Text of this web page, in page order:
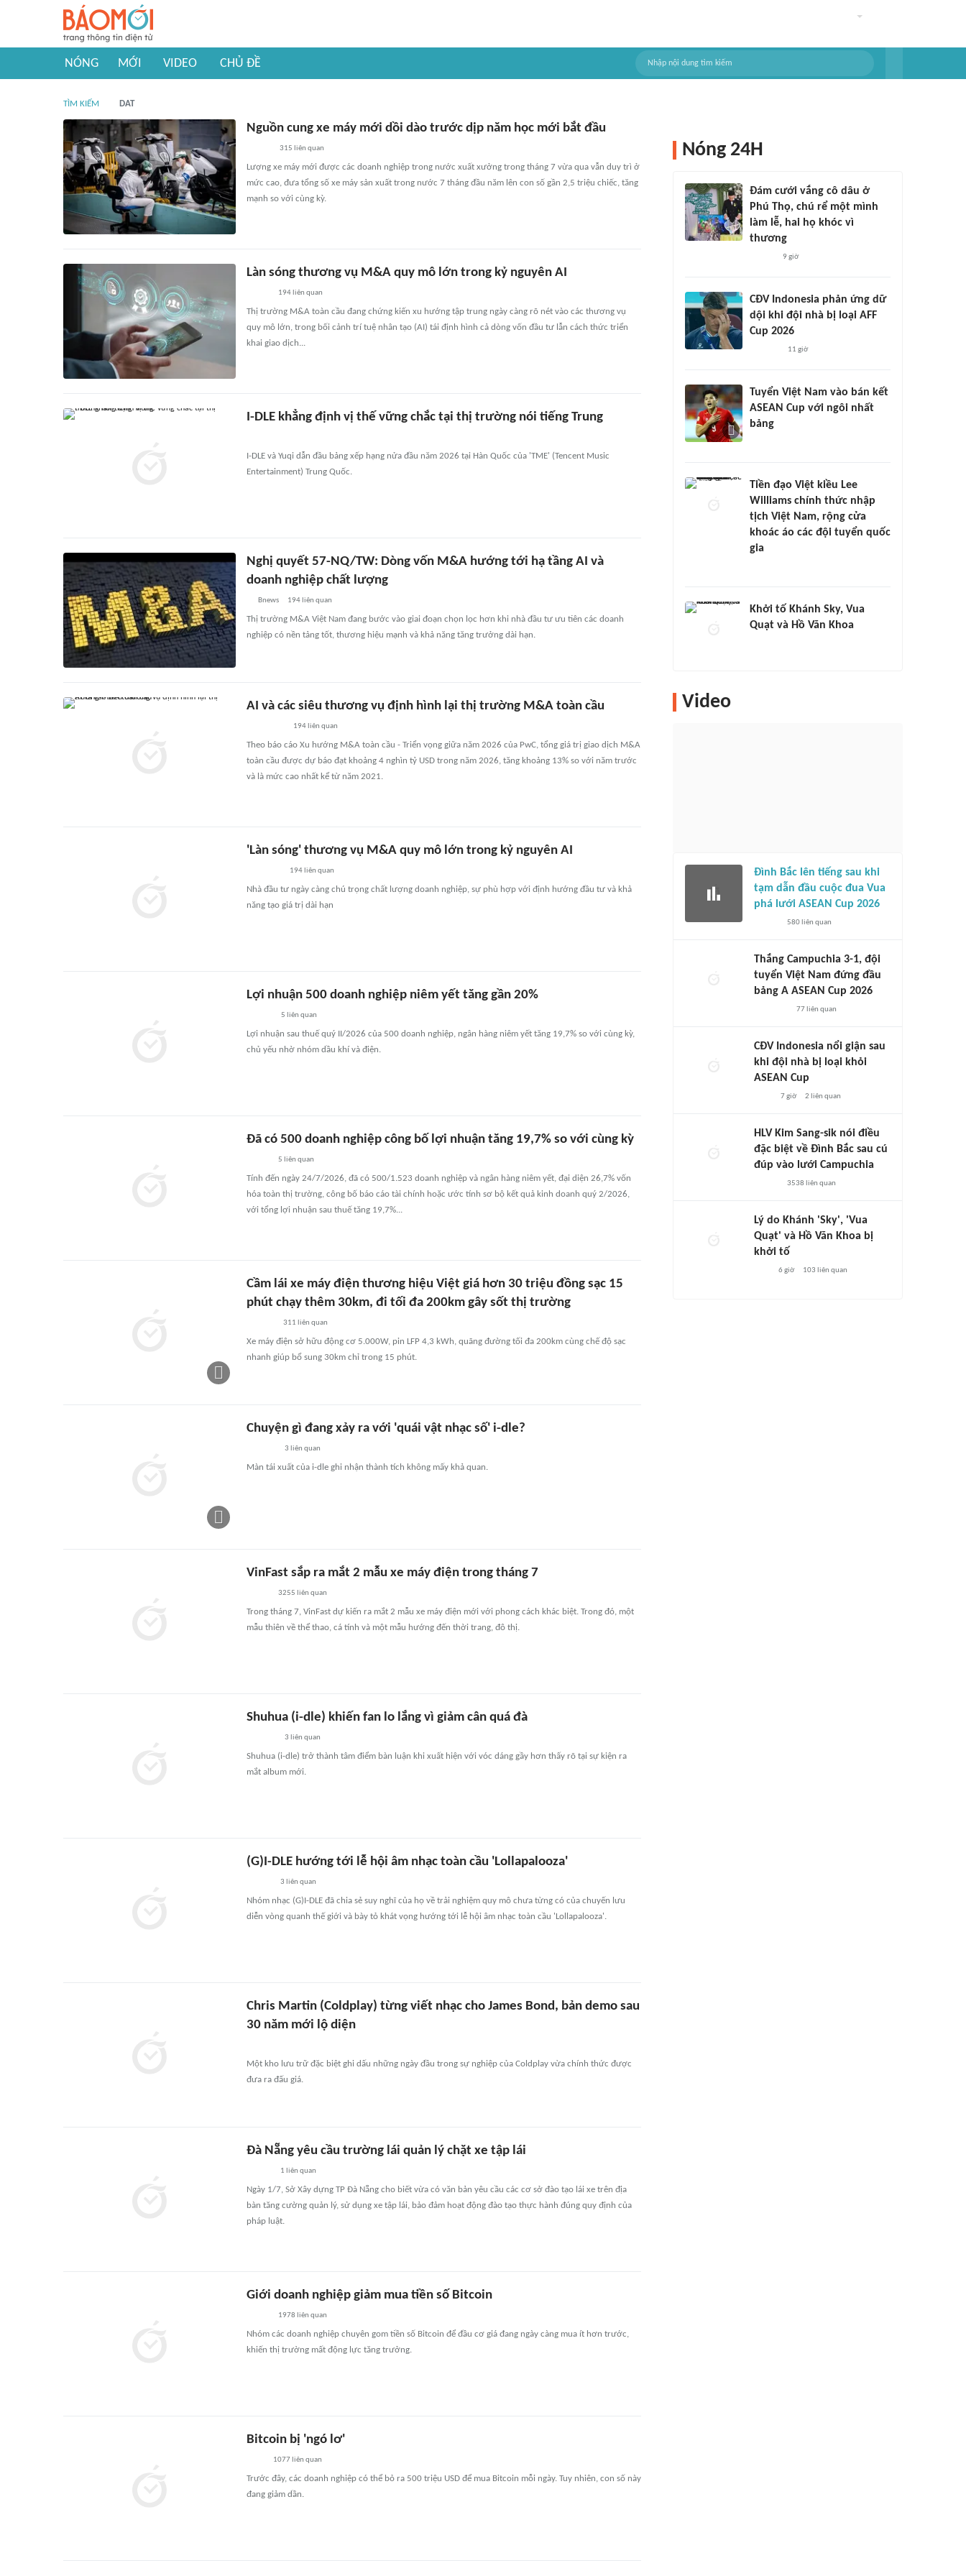
NÓNG MỚI VIDEO CHỦ ĐỀ
TÌM KIẾM DAT
Nguồn cung xe máy mới dồi dào trước dịp năm học mới bắt đầu
315 liên quan
Lượng xe máy mới được các doanh nghiệp trong nước xuất xưởng trong tháng 7 vừa qua vẫn duy trì ở
mức cao, đưa tổng số xe máy sản xuất trong nước 7 tháng đầu năm lên con số gần 2,5 triệu chiếc, tăng
mạnh so với cùng kỳ.
Làn sóng thương vụ M&A quy mô lớn trong kỷ nguyên AI
194 liên quan
Thị trường M&A toàn cầu đang chứng kiến xu hướng tập trung ngày càng rõ nét vào các thương vụ
quy mô lớn, trong bối cảnh trí tuệ nhân tạo (AI) tái định hình cả dòng vốn đầu tư lẫn cách thức triển
khai giao dịch...
I-DLE khẳng định vị thế vững chắc tại thị trường nói tiếng Trung
I-DLE và Yuqi dẫn đầu bảng xếp hạng nửa đầu năm 2026 tại Hàn Quốc của 'TME' (Tencent Music
Entertainment) Trung Quốc.
Nghị quyết 57-NQ/TW: Dòng vốn M&A hướng tới hạ tầng AI và
doanh nghiệp chất lượng
Bnews 194 liên quan
Thị trường M&A Việt Nam đang bước vào giai đoạn chọn lọc hơn khi nhà đầu tư ưu tiên các doanh
nghiệp có nền tảng tốt, thương hiệu mạnh và khả năng tăng trưởng dài hạn.
AI và các siêu thương vụ định hình lại thị trường M&A toàn cầu
194liên quan
Theo báo cáo Xu hướng M&A toàn cầu - Triển vọng giữa năm 2026 của PwC, tổng giá trị giao dịch M&A
toàn cầu được dự báo đạt khoảng 4 nghìn tỷ USD trong năm 2026, tăng khoảng 13% so với năm trước
và là mức cao nhất kể từ năm 2021.
'Làn sóng' thương vụ M&A quy mô lớn trong kỷ nguyên AI
194 liên quan
Nhà đầu tư ngày càng chú trọng chất lượng doanh nghiệp, sự phù hợp với định hướng đầu tư và khả
năng tạo giá trị dài hạn
Lợi nhuận 500 doanh nghiệp niêm yết tăng gần 20%
5 liên quan
Lợi nhuận sau thuế quý II/2026 của 500 doanh nghiệp, ngân hàng niêm yết tăng 19,7% so với cùng kỳ,
chủ yếu nhờ nhóm dầu khí và điện.
Đã có 500 doanh nghiệp công bố lợi nhuận tăng 19,7% so với cùng kỳ
5 liên quan
Tính đến ngày 24/7/2026, đã có 500/1.523 doanh nghiệp và ngân hàng niêm yết, đại diện 26,7% vốn
hóa toàn thị trường, công bố báo cáo tài chính hoặc ước tính sơ bộ kết quả kinh doanh quý 2/2026,
với tổng lợi nhuận sau thuế tăng 19,7%...
Cầm lái xe máy điện thương hiệu Việt giá hơn 30 triệu đồng sạc 15
phút chạy thêm 30km, đi tối đa 200km gây sốt thị trường
311 liên quan
Xe máy điện sở hữu động cơ 5.000W, pin LFP 4,3 kWh, quãng đường tối đa 200km cùng chế độ sạc
nhanh giúp bổ sung 30km chỉ trong 15 phút.
Chuyện gì đang xảy ra với 'quái vật nhạc số' i-dle?
3 liên quan
Màn tái xuất của i-dle ghi nhận thành tích không mấy khả quan.
VinFast sắp ra mắt 2 mẫu xe máy điện trong tháng 7
3255 liên quan
Trong tháng 7, VinFast dự kiến ra mắt 2 mẫu xe máy điện mới với phong cách khác biệt. Trong đó, một
mẫu thiên về thể thao, cá tính và một mẫu hướng đến thời trang, đô thị.
Shuhua (i-dle) khiến fan lo lắng vì giảm cân quá đà
3 liên quan
Shuhua (i-dle) trở thành tâm điểm bàn luận khi xuất hiện với vóc dáng gầy hơn thấy rõ tại sự kiện ra
mắt album mới.
(G)I-DLE hướng tới lễ hội âm nhạc toàn cầu 'Lollapalooza'
3 liên quan
Nhóm nhạc (G)I-DLE đã chia sẻ suy nghĩ của họ về trải nghiệm quy mô chưa từng có của chuyến lưu
diễn vòng quanh thế giới và bày tỏ khát vọng hướng tới lễ hội âm nhạc toàn cầu 'Lollapalooza'.
Chris Martin (Coldplay) từng viết nhạc cho James Bond, bản demo sau
30 năm mới lộ diện
Một kho lưu trữ đặc biệt ghi dấu những ngày đầu trong sự nghiệp của Coldplay vừa chính thức được
đưa ra đấu giá.
Đà Nẵng yêu cầu trường lái quản lý chặt xe tập lái
1 liên quan
Ngày 1/7, Sở Xây dựng TP Đà Nẵng cho biết vừa có văn bản yêu cầu các cơ sở đào tạo lái xe trên địa
bàn tăng cường quản lý, sử dụng xe tập lái, bảo đảm hoạt động đào tạo thực hành đúng quy định của
pháp luật.
Giới doanh nghiệp giảm mua tiền số Bitcoin
1978 liên quan
Nhóm các doanh nghiệp chuyên gom tiền số Bitcoin để đầu cơ giá đang ngày càng mua ít hơn trước,
khiến thị trường mất động lực tăng trưởng.
Bitcoin bị 'ngó lơ'
1077liên quan
Trước đây, các doanh nghiệp có thể bỏ ra 500 triệu USD để mua Bitcoin mỗi ngày. Tuy nhiên, con số này
đang giảm dần.
Nóng 24H
Đám cưới vắng cô dâu ở
Phú Thọ, chú rể một mình
làm lễ, hai họ khóc vì
thương
9 giờ
CĐV Indonesia phản ứng dữ
dội khi đội nhà bị loại AFF
Cup 2026
11 giờ
Tuyển Việt Nam vào bán kết
ASEAN Cup với ngôi nhất
bảng
Tiền đạo Việt kiều Lee
Williams chính thức nhập
tịch Việt Nam, rộng cửa
khoác áo các đội tuyển quốc
gia
Khởi tố Khánh Sky, Vua
Quạt và Hồ Văn Khoa
Video
Đình Bắc lên tiếng sau khi
tạm dẫn đầu cuộc đua Vua
phá lưới ASEAN Cup 2026
580liên quan
Thắng Campuchia 3-1, đội
tuyển Việt Nam đứng đầu
bảng A ASEAN Cup 2026
77liên quan
CĐV Indonesia nổi giận sau
khi đội nhà bị loại khỏi
ASEAN Cup
7 giờ 2 liên quan
HLV Kim Sang-sik nói điều
đặc biệt về Đình Bắc sau cú
đúp vào lưới Campuchia
3538 liên quan
Lý do Khánh 'Sky', 'Vua
Quạt' và Hồ Văn Khoa bị
khởi tố
6 giờ 103 liên quan